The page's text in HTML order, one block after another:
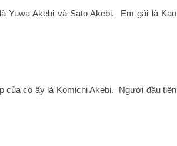
Yuwa Akebi và Sato Akebi.  Em gái là Kao
của cô ấy là Komichi Akebi.  Người đầu tiên